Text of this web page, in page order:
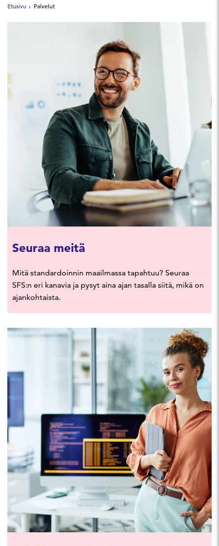
Etusivu Palvelut
Seuraa meitä
Mitä standardoinnin maailmassa tapahtuu? Seuraa
SFS:n eri kanavia ja pysyt aina ajan tasalla siitä, mikä on
ajankohtaista.